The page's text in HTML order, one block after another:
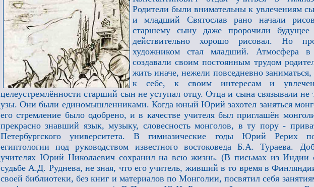
Родители были внимательны к увлечениям
и младший Святослав рано начали
старшему сыну даже пророчили
действительно хорошо рисовал. Но
художником стал младший. Атмосфера
создавали своим постоянным трудом
жить иначе, нежели повседневно
к себе, к своим интересам и
целеустремлённости старший сын не уступал отцу. Отца и сына связывали не
узы. Они были единомышленниками. Когда юный Юрий захотел заняться
его стремление было одобрено, и в качестве учителя был приглашён
прекрасно знавший язык, музыку, словесность монголов, в ту пору -
Петербургского университета. В гимназические годы Юрий Рерих
египтологии под руководством известного востоковеда Б.А. Тураева.
учителях Юрий Николаевич сохранил на всю жизнь. (В письмах из Индии
судьбе А.Д. Руднева, не зная, что его учитель, живший в то время в
своей библиотеки, без книг и материалов по Монголии, посвятил себя